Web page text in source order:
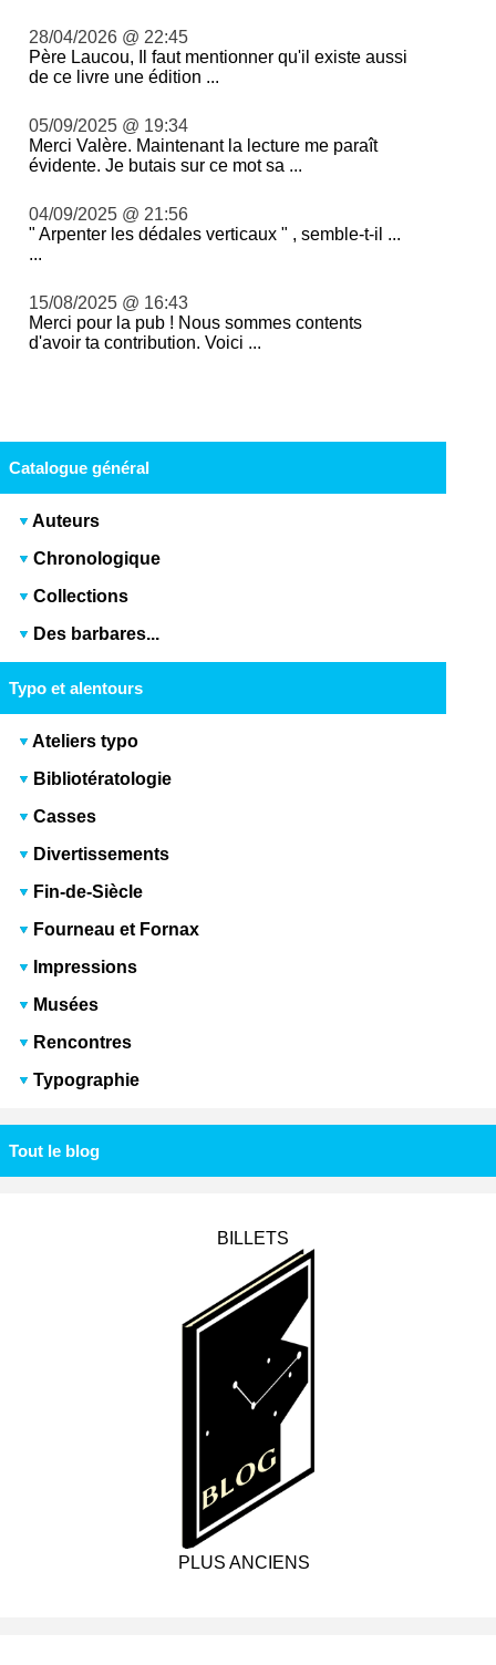
28/04/2026 @ 22:45
Père Laucou, Il faut mentionner qu'il existe aussi
de ce livre une édition ...
05/09/2025 @ 19:34
Merci Valère. Maintenant la lecture me paraît
évidente. Je butais sur ce mot sa ...
04/09/2025 @ 21:56
" Arpenter les dédales verticaux " , semble-t-il ...
...
15/08/2025 @ 16:43
Merci pour la pub ! Nous sommes contents
d'avoir ta contribution. Voici ...
Catalogue général
Auteurs
Chronologique
Collections
Des barbares...
Typo et alentours
Ateliers typo
Bibliotératologie
Casses
Divertissements
Fin-de-Siècle
Fourneau et Fornax
Impressions
Musées
Rencontres
Typographie
Tout le blog
BILLETS
PLUS ANCIENS